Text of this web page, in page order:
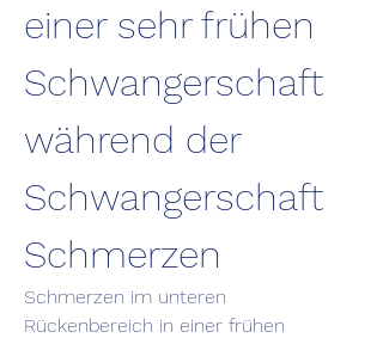
einer sehr frühen
Schwangerschaft
während der
Schwangerschaft
Schmerzen
Schmerzen im unteren
Rückenbereich in einer frühen